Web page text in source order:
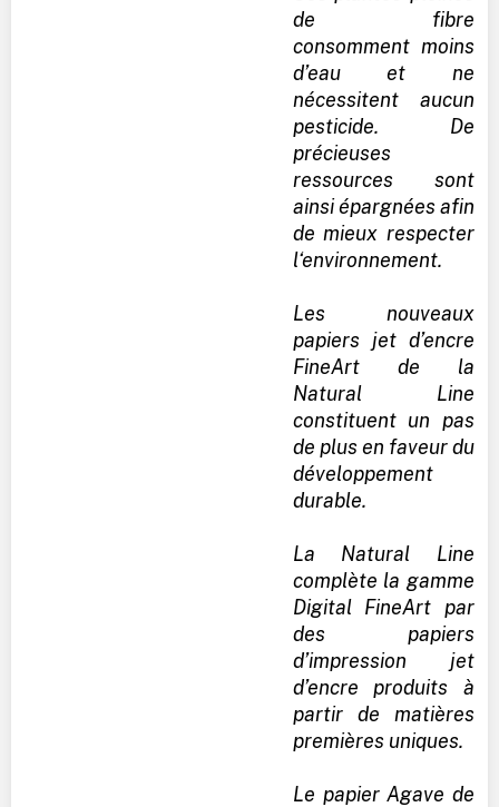
de fibre
consomment moins
d’eau et ne
nécessitent aucun
pesticide. De
précieuses
ressources sont
ainsi épargnées afin
de mieux respecter
l‘environnement.
Les nouveaux
papiers jet d’encre
FineArt de la
Natural Line
constituent un pas
de plus en faveur du
développement
durable.
La Natural Line
complète la gamme
Digital FineArt par
des papiers
d’impression jet
d’encre produits à
partir de matières
premières uniques.
Le papier Agave de